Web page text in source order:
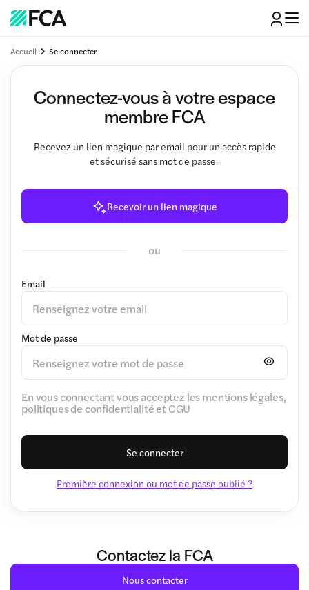
Accueil Se connecter
Connectez-vous à votre espace
membre FCA
Recevez un lien magique par email pour un accès rapide
et sécurisé sans mot de passe.
Recevoir un lien magique
ou
Email
Mot de passe
En vous connectant vous acceptez les mentions légales,
politiques de confidentialité et CGU
Se connecter
Première connexion ou mot de passe oublié ?
Contactez la FCA
Nous contacter